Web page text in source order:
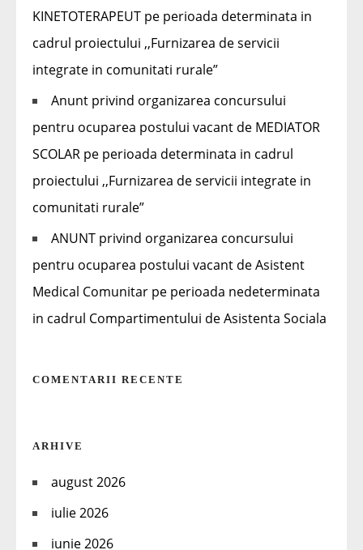
KINETOTERAPEUT pe perioada determinata in
cadrul proiectului ,,Furnizarea de servicii
integrate in comunitati rurale”
Anunt privind organizarea concursului
pentru ocuparea postului vacant de MEDIATOR
SCOLAR pe perioada determinata in cadrul
proiectului ,,Furnizarea de servicii integrate in
comunitati rurale”
ANUNT privind organizarea concursului
pentru ocuparea postului vacant de Asistent
Medical Comunitar pe perioada nedeterminata
in cadrul Compartimentului de Asistenta Sociala
COMENTARII RECENTE
ARHIVE
august 2026
iulie 2026
iunie 2026